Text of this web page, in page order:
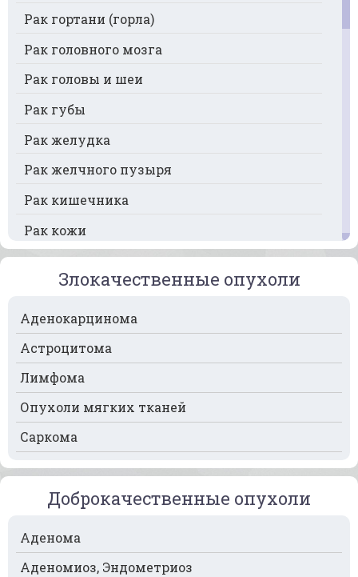
Рак гортани (горла)
Рак головного мозга
Рак головы и шеи
Рак губы
Рак желудка
Рак желчного пузыря
Рак кишечника
Рак кожи
Рак кости
Рак крови
Рак легких
Рак лимфоузлов
Рак молочной железы
Рак мочевого пузыря
Рак носа
Рак печени
Рак пищевода
Рак поджелудочной железы
Рак предстательной железы
Злокачественные опухоли
Аденокарцинома
Астроцитома
Лимфома
Опухоли мягких тканей
Саркома
Доброкачественные опухоли
Аденома
Аденомиоз, Эндометриоз